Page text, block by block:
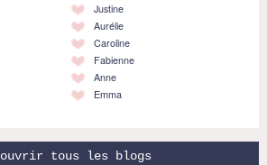
Justine
Aurélie
Caroline
Fabienne
Anne
Emma
tous les blogs